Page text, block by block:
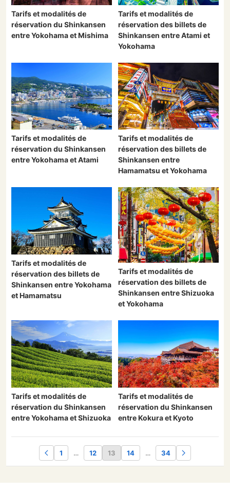
Tarifs et modalités de
réservation du Shinkansen
entre Yokohama et Mishima
Tarifs et modalités de
réservation des billets de
Shinkansen entre Atami et
Yokohama
Tarifs et modalités de
réservation du Shinkansen
entre Yokohama et Atami
Tarifs et modalités de
réservation des billets de
Shinkansen entre
Hamamatsu et Yokohama
Tarifs et modalités de
réservation des billets de
Shinkansen entre Yokohama
et Hamamatsu
Tarifs et modalités de
réservation des billets de
Shinkansen entre Shizuoka
et Yokohama
Tarifs et modalités de
réservation du Shinkansen
entre Yokohama et Shizuoka
Tarifs et modalités de
réservation du Shinkansen
entre Kokura et Kyoto
1 … 12 13 14 … 34